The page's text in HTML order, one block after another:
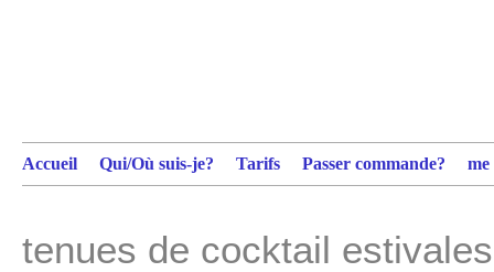
Accueil Qui/Où suis-je? Tarifs Passer commande?
tenues de cocktail